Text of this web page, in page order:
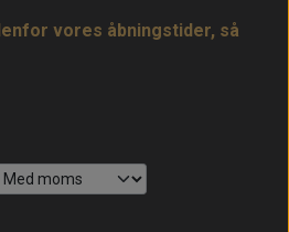
vores åbningstider, så